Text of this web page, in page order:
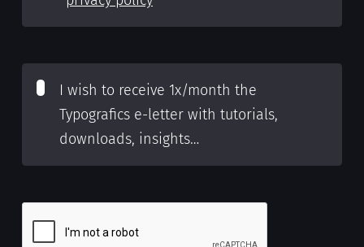
I wish to receive 1x/month the
Typografics e-letter with tutorials,
downloads, insights…